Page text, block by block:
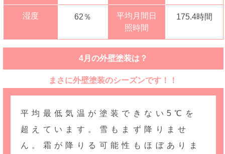
湿度 62％
平均月間日
照時間
175.4時間
4月の外壁塗装は？
まさに外壁塗装のシーズンです！！
平均最低気温が塗装できない5℃を
超えています。雪もまず降りませ
ん。霜が降りる可能性もほぼありま